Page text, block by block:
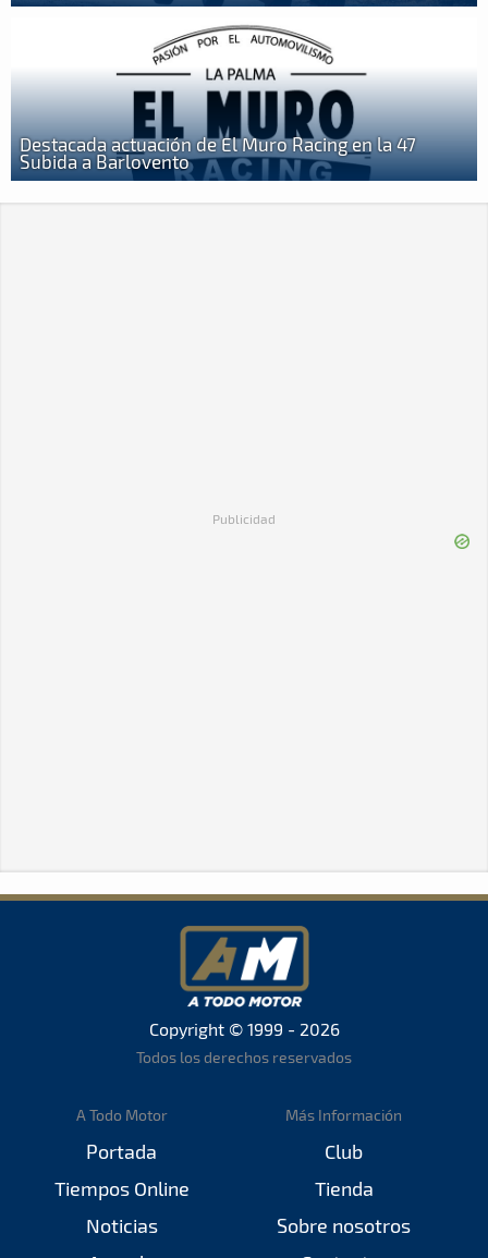
Destacada actuación de El Muro Racing en la 47
Subida a Barlovento
Publicidad
Copyright © 1999 - 2026
Todos los derechos reservados
A Todo Motor
Portada
Tiempos Online
Noticias
Más Información
Club
Tienda
Sobre nosotros